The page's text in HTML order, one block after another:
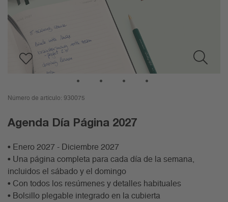
Número de artículo: 930075
Agenda Día Página 2027
• Enero 2027 - Diciembre 2027
• Una página completa para cada día de la semana,
incluidos el sábado y el domingo
• Con todos los resúmenes y detalles habituales
• Bolsillo plegable integrado en la cubierta